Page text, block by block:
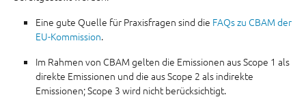
Eine gute Quelle für Praxisfragen sind die FAQs zu CBAM der
EU-Kommission.
Im Rahmen von CBAM gelten die Emissionen aus Scope 1 als
direkte Emissionen und die aus Scope 2 als indirekte
Emissionen; Scope 3 wird nicht berücksichtigt.